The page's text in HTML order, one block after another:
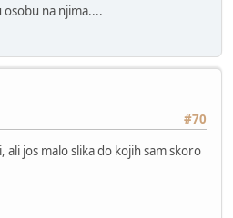
na njima....
#70
ali jos malo slika do kojih sam skoro